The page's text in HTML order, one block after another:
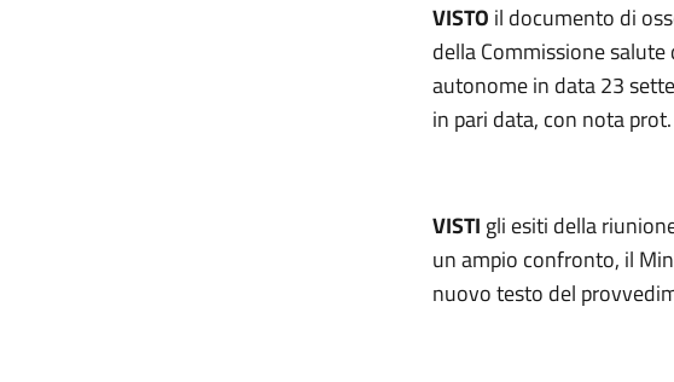
VISTO il documento di
della Commissione
autonome in data 23
in pari data, con nota
VISTI gli esiti della
un ampio confronto, il
nuovo testo del